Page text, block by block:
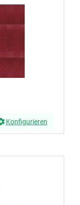
Konfigurieren